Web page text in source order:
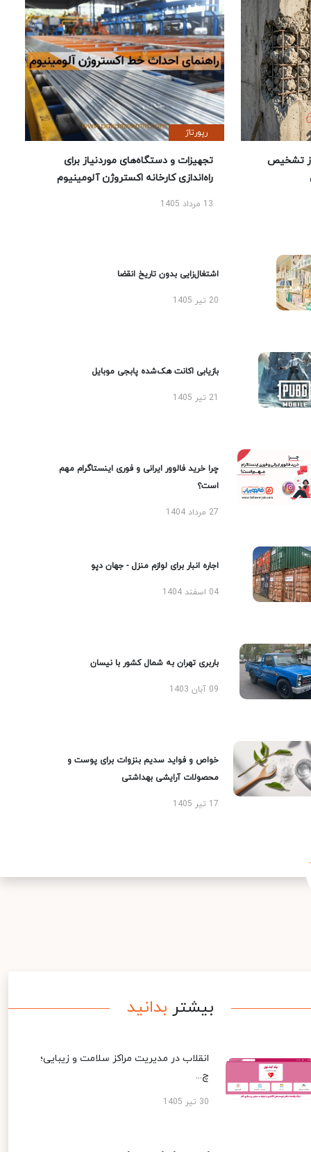
تشخیص
رپورتاژ
تجهیزات و دستگاه‌های موردنیاز برای
راه‌اندازی کارخانه اکستروژن آلومینیوم
13 مرداد 1405
اشتغال‌زایی بدون تاریخ انقضا
20 تیر 1405
بازیابی اکانت هک‌شده پابجی موبایل
چرا خرید فالوور ایرانی و فوری اینستاگرام مهم
است؟
27 مرداد 1404
اجاره انبار برای لوازم منزل - جهان دپو
04 اسفند 1404
باربری تهران به شمال کشور با نیسان
09 آبان 1403
خواص و فواید سدیم بنزوات برای پوست و
محصولات آرایشی بهداشتی
17 تیر 1405
بیشتر بدانید
انقلاب در مدیریت مراکز سلامت و زیبایی؛
چ...
30 تیر 1405